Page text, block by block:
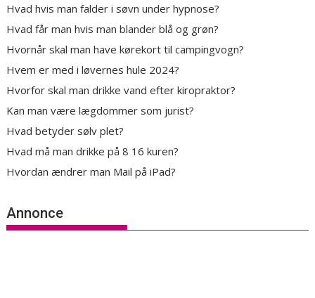
Hvad hvis man falder i søvn under hypnose?
Hvad får man hvis man blander blå og grøn?
Hvornår skal man have kørekort til campingvogn?
Hvem er med i løvernes hule 2024?
Hvorfor skal man drikke vand efter kiropraktor?
Kan man være lægdommer som jurist?
Hvad betyder sølv plet?
Hvad må man drikke på 8 16 kuren?
Hvordan ændrer man Mail på iPad?
Annonce